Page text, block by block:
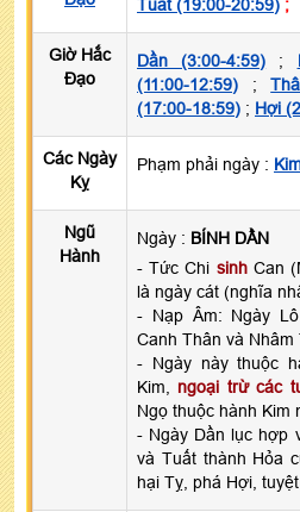
Tuất (19:00-20:59) ;
Giờ Hắc
Đạo
Dần (3:00-4:59) ;
(11:00-12:59) ;
(17:00-18:59) ; Hợi
Các Ngày
Kỵ
Phạm phải ngày :
Ngũ
Hành
Ngày : BÍNH DẦN
- Tức Chi sinhCan
là ngày cát (nghĩa
- Nạp Âm: Ngày
Canh Thân và Nhâm
- Ngày này thuộc
Kim, ngoại trừ các
Ngọ thuộc hành Kim
- Ngày Dần lục hợp
và Tuất thành Hỏa
hại Tỵ, phá Hợi,